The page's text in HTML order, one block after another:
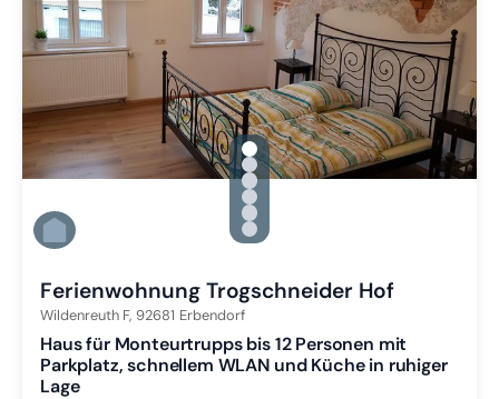
gallery.slide_selector
Zu Slide 1 wechseln
Zu Slide 2 wechseln
Zu Slide 3 wechseln
Zu Slide 4 wechseln
Zu Slide 5 wechseln
Zu Slide 6 wechseln
Ferienwohnung Trogschneider Hof
Wildenreuth F, 92681 Erbendorf
Haus für Monteurtrupps bis 12 Personen mit
Parkplatz, schnellem WLAN und Küche in ruhiger
Lage